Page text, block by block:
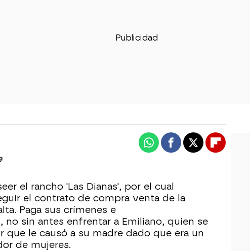
WhatsappFacebook
X
el rancho 'Las Dianas', por el cual
el contrato de compra venta de la
Paga sus crímenes e
no sin antes enfrentar a Emiliano, quien se
que le causó a su madre dado que era un
de mujeres.